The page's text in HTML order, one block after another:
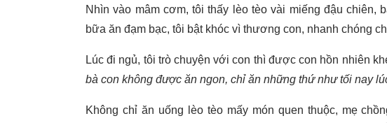
Nhìn vào mâm cơm, tôi thấy lèo tèo vài miếng đậu chiên,
bữa ăn đạm bạc, tôi bật khóc vì thương con, nhanh chóng
Lúc đi ngủ, tôi trò chuyện với con thì được con hồn nhiên
bà con không được ăn ngon, chỉ ăn những thứ như tối nay
Không chỉ ăn uống lèo tèo mấy món quen thuộc, mẹ